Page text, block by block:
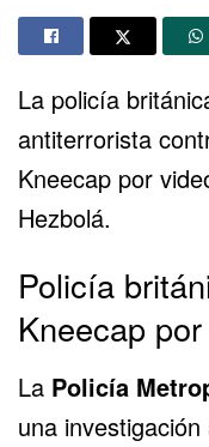
La policía
antiterrorista
Kneecap por
Hezbolá.
Policía
Kneecap
La Policía
una